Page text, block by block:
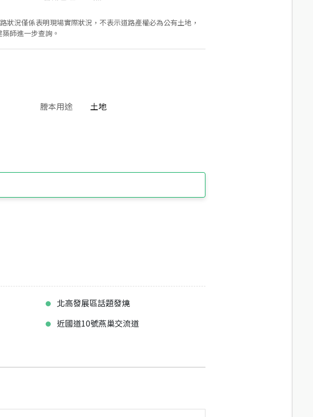
況僅係表明現場實際狀況，不表示道路產權必為公有土地，
師進一步查詢。
謄本用途
土地
北高發展區話題發燒
近國道10號燕巢交流道